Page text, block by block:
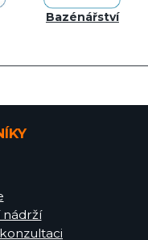
Bazénářství
nádrží